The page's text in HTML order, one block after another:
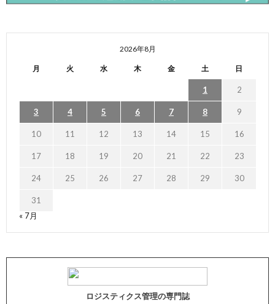
2026年8月
月 火 水 木 金 土 日
1 2
3 4 5 6 7 8 9
10 11 12 13 14 15 16
17 18 19 20 21 22 23
24 25 26 27 28 29 30
31
« 7月
ロジスティクス管理の専門誌